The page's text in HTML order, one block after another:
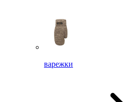
варежки